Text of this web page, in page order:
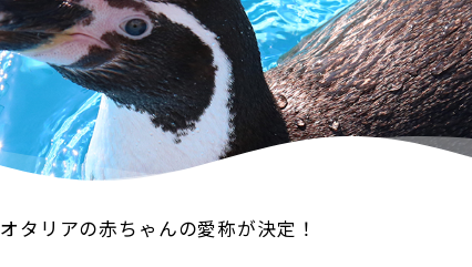
オタリアの赤ちゃんの愛称が決定！